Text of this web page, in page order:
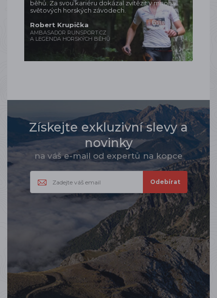
běhů. Za svou kariéru dokázal zvítězit v mnoha
světových horských závodech.
Robert Krupička
AMBASADOR RUNSPORT.CZ
A LEGENDA HORSKÝCH BĚHŮ
Získejte exkluzivní slevy a
novinky
na váš e-mail od expertů na kopce